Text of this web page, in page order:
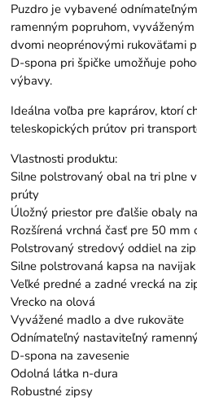
Puzdro je vybavené
ramenným popruhom,
dvomi neoprénovými rukoväťami
D-spona pri špičke umožňuje
výbavy.
Ideálna voľba pre kaprárov, ktorí
teleskopických prútov pri
Vlastnosti produktu:
Silne polstrovaný obal na tri plne
prúty
Úložný priestor pre ďalšie obaly
Rozšírená vrchná časť pre 50 mm
Polstrovaný stredový oddiel na
Silne polstrovaná kapsa na navijak
Veľké predné a zadné vrecká na
Vrecko na olová
Vyvážené madlo a dve rukoväte
Odnímateľný nastaviteľný
D-spona na zavesenie
Odolná látka n-dura
Robustné zipsy